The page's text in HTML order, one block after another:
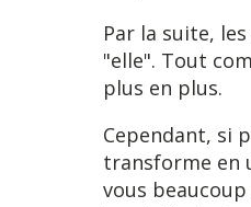
Par la suite,
"elle". Tout
plus en plus.
Cependant, si
transforme en
vous